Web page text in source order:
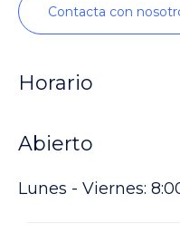
Contacta con
Horario
Abierto
Lunes - Viernes: